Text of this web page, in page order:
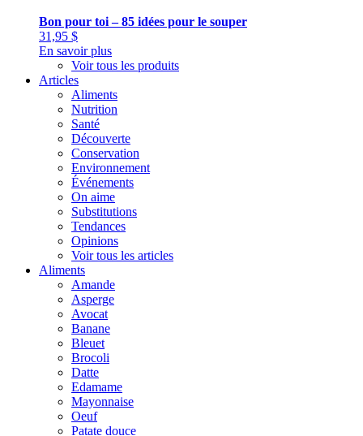
Bon pour toi – 85 idées pour le souper
31,95 $
En savoir plus
Voir tous les produits
Articles
Aliments
Nutrition
Santé
Découverte
Conservation
Environnement
Événements
On aime
Substitutions
Tendances
Opinions
Voir tous les articles
Aliments
Amande
Asperge
Avocat
Banane
Bleuet
Brocoli
Datte
Edamame
Mayonnaise
Oeuf
Patate douce